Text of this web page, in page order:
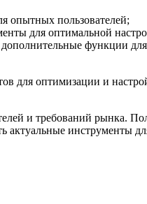
опытных пользователей;
для оптимальной
функции
для оптимизации и
и требований рынка.
актуальные инструменты